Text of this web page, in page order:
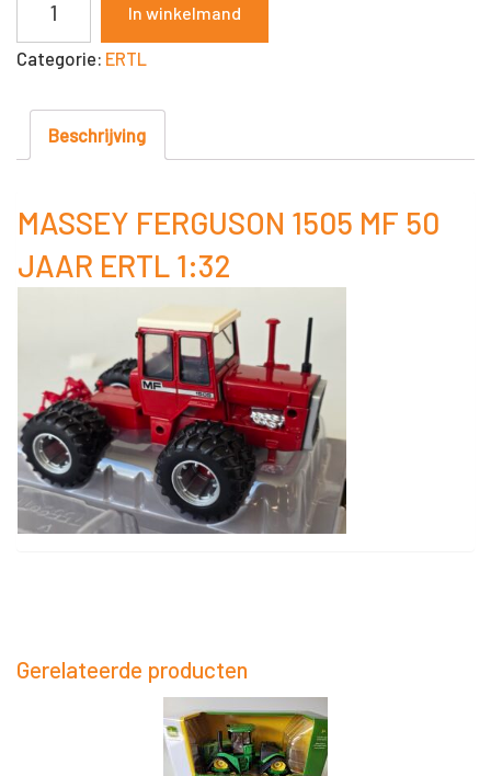
1505
JAAR
1:32
aantal
In winkelmand
Categorie: ERTL
Beschrijving
MASSEY FERGUSON 1505 MF 50
JAAR ERTL 1:32
Gerelateerde producten